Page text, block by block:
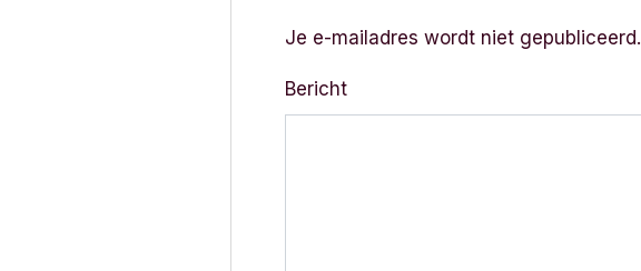
Je e-mailadres wordt niet gepubliceerd.
Bericht